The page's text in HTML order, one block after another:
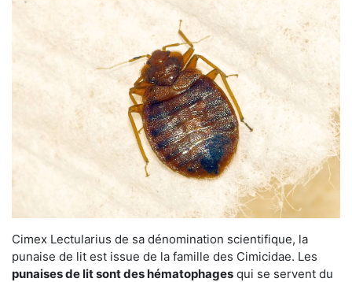
Cimex Lectularius de sa dénomination scientifique, la
punaise de lit est issue de la famille des Cimicidae. Les
punaises de lit sont des hématophages qui se servent du